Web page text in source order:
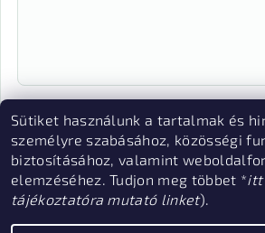
Az "Elállás megerősítése"
elektronikus úton elállási
nyilatkozik, hogy megismerte és
elállási funkcióval kapcsolatban
Sütiket használunk a tartalmak és
személyre szabásához, közösségi
biztosításához, valamint
elemzéséhez. Tudjon meg többet *itt
tájékoztatóra mutató linket).